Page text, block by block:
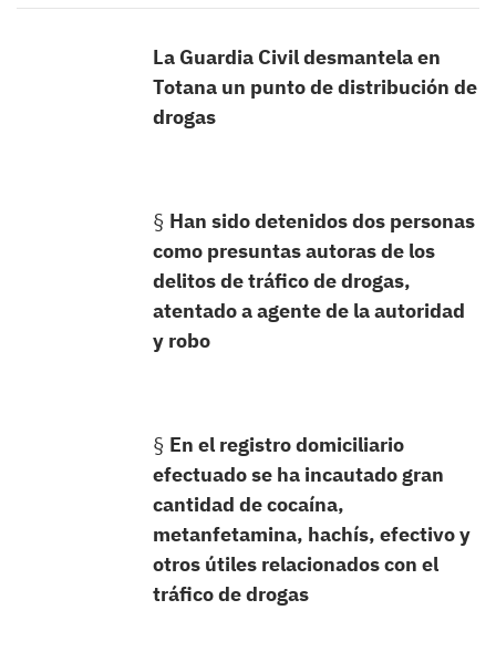
La Guardia Civil desmantela en
Totana un punto de distribución de
drogas
§ Han sido detenidos dos personas
como presuntas autoras de los
delitos de tráfico de drogas,
atentado a agente de la autoridad
y robo
§ En el registro domiciliario
efectuado se ha incautado gran
cantidad de cocaína,
metanfetamina, hachís, efectivo y
otros útiles relacionados con el
tráfico de drogas